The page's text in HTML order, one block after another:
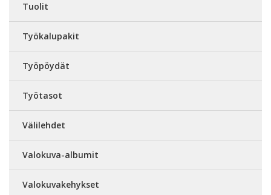
Tuolit
Työkalupakit
Työpöydät
Työtasot
Välilehdet
Valokuva-albumit
Valokuvakehykset